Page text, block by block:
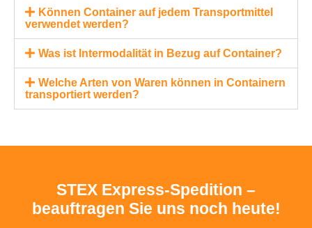
Können Container auf jedem Transportmittel
verwendet werden?
Was ist Intermodalität in Bezug auf Container?
Welche Arten von Waren können in Containern
transportiert werden?
STEX Express-Spedition –
beauftragen Sie uns noch heute!